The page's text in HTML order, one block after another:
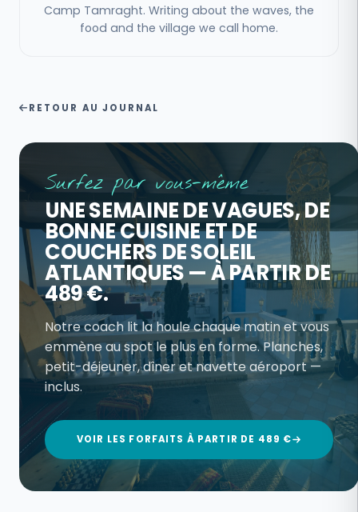
Camp Tamraght. Writing about the waves, the
food and the village we call home.
RETOUR AU JOURNAL
Surfez par vous-même
UNE SEMAINE DE VAGUES, DE
BONNE CUISINE ET DE
COUCHERS DE SOLEIL
ATLANTIQUES — À PARTIR DE
489 €.
Notre coach lit la houle chaque matin et vous
emmène au spot le plus en forme. Planches,
petit-déjeuner, dîner et navette aéroport —
inclus.
VOIR LES FORFAITS À PARTIR DE 489 €